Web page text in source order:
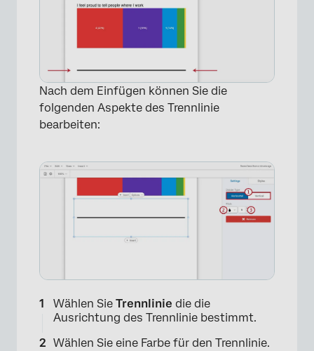
×
Nach dem Einfügen können Sie die
folgenden Aspekte des Trennlinie
bearbeiten:
Wählen Sie Trennlinie die die
Ausrichtung des Trennlinie bestimmt.
Wählen Sie eine Farbe für den Trennlinie.